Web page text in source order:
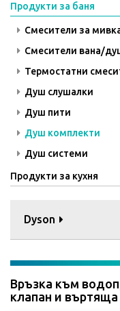
Продукти за баня
Смесители за
Смесители вана/
Термостатни
Душ слушалки
Душ пити
Душ комплекти
Душ системи
Продукти за кухня
Dyson
Връзка към
клапан и въртяща